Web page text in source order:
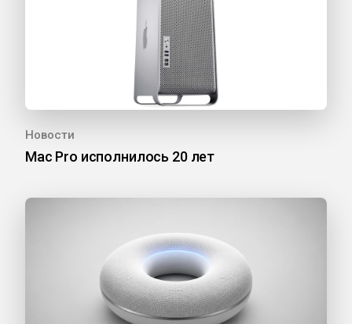
Новости
Mac Pro исполнилось 20 лет